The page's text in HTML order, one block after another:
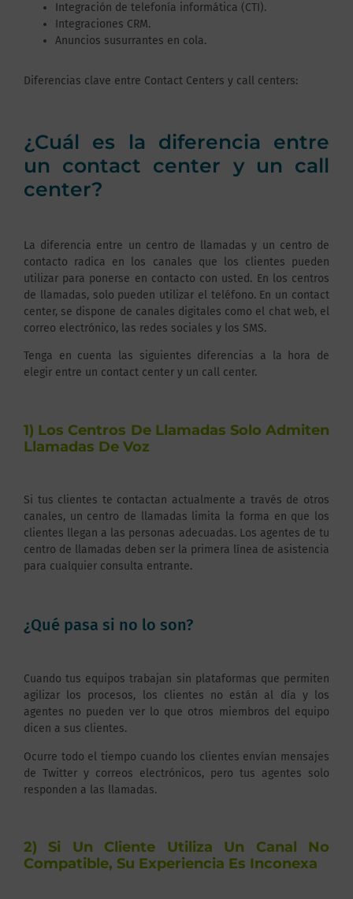
Integración de telefonía informática (CTI).
Integraciones CRM.
Anuncios susurrantes en cola.
Diferencias clave entre Contact Centers y call centers:
¿Cuál es la diferencia entre
un contact center y un call
center?
La diferencia entre un centro de llamadas y un centro de
contacto radica en los canales que los clientes pueden
utilizar para ponerse en contacto con usted. En los centros
de llamadas, solo pueden utilizar el teléfono. En un contact
center, se dispone de canales digitales como el chat web, el
correo electrónico, las redes sociales y los SMS.
Tenga en cuenta las siguientes diferencias a la hora de
elegir entre un contact center y un call center.
1) Los Centros De Llamadas Solo Admiten
Llamadas De Voz
Si tus clientes te contactan actualmente a través de otros
canales, un centro de llamadas limita la forma en que los
clientes llegan a las personas adecuadas. Los agentes de tu
centro de llamadas deben ser la primera línea de asistencia
para cualquier consulta entrante.
¿Qué pasa si no lo son?
Cuando tus equipos trabajan sin plataformas que permiten
agilizar los procesos, los clientes no están al día y los
agentes no pueden ver lo que otros miembros del equipo
dicen a sus clientes.
Ocurre todo el tiempo cuando los clientes envían mensajes
de Twitter y correos electrónicos, pero tus agentes solo
responden a las llamadas.
2) Si Un Cliente Utiliza Un Canal No
Compatible, Su Experiencia Es Inconexa